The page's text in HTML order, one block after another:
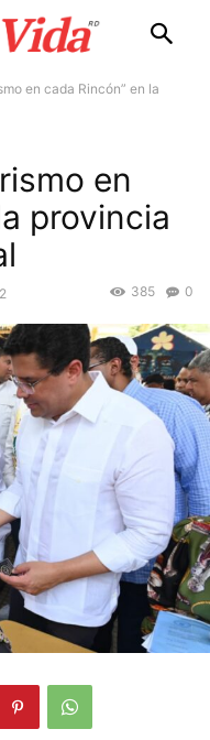
en cada Rincón” en la
en
provincia
0
385